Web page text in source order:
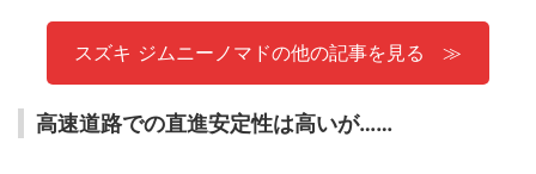
スズキ ジムニーノマドの他の記事を見る
高速道路での直進安定性は高いが……